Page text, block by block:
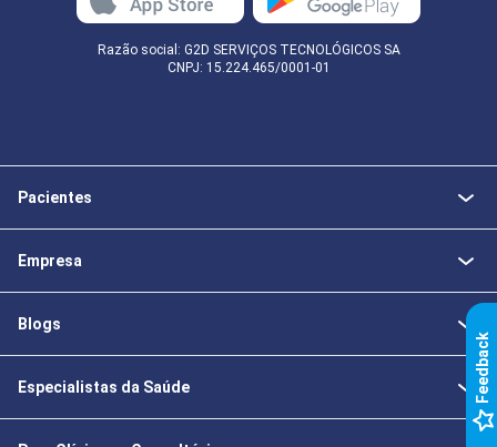
Razão social: G2D SERVIÇOS TECNOLÓGICOS SA
CNPJ: 15.224.465/0001-01
Pacientes
Empresa
Blogs
Especialistas da Saúde k